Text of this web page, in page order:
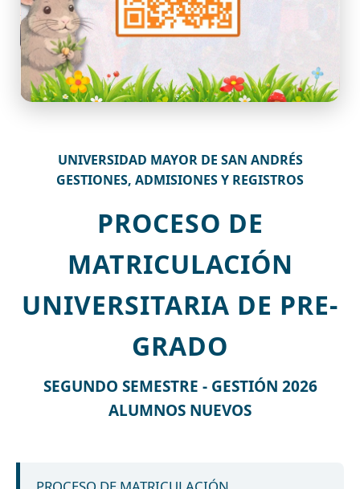
UNIVERSIDAD MAYOR DE SAN ANDRÉS
GESTIONES, ADMISIONES Y REGISTROS
PROCESO DE
MATRICULACIÓN
UNIVERSITARIA DE PRE-
GRADO
SEGUNDO SEMESTRE - GESTIÓN 2026
ALUMNOS NUEVOS